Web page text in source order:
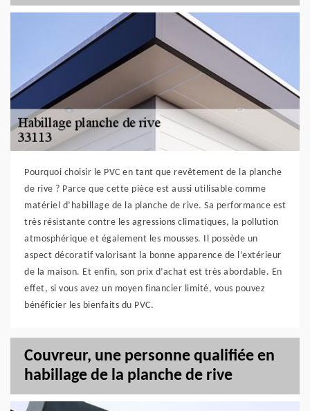
Pourquoi choisir le PVC en tant que revêtement de la planche
de rive ? Parce que cette pièce est aussi utilisable comme
matériel d’habillage de la planche de rive. Sa performance est
très résistante contre les agressions climatiques, la pollution
atmosphérique et également les mousses. Il possède un
aspect décoratif valorisant la bonne apparence de l’extérieur
de la maison. Et enfin, son prix d’achat est très abordable. En
effet, si vous avez un moyen financier limité, vous pouvez
bénéficier les bienfaits du PVC.
Couvreur, une personne qualifiée en
habillage de la planche de rive